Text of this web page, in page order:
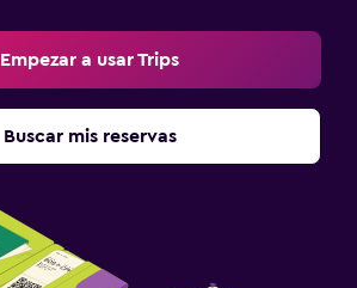
Empezar a usar Trips
Buscar mis reservas